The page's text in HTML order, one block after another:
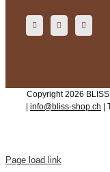
Copyright 2026
| info@bliss-shop.ch |
Page load link